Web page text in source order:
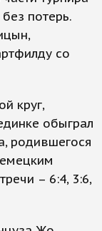
потерь.
со
круг,
обыграл
родившегося
– 6:4, 3:6,